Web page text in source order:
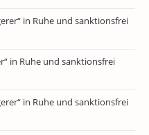
in Ruhe und sanktionsfrei
in Ruhe und sanktionsfrei
in Ruhe und sanktionsfrei